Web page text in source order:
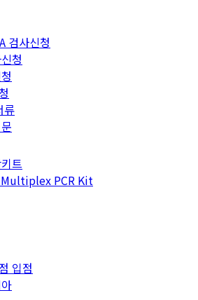
검사신청
청
류
트
PCR Kit
입점